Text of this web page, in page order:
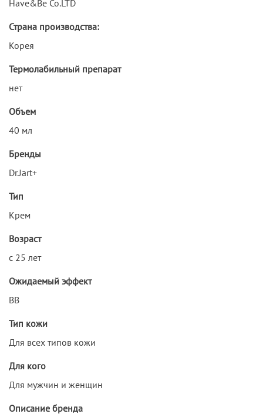
Have&Be Co.LTD
Страна производства:
Корея
Термолабильный препарат
нет
Объем
40 мл
Бренды
Dr.Jart+
Тип
Крем
Возраст
с 25 лет
Ожидаемый эффект
ВВ
Тип кожи
Для всех типов кожи
Для кого
Для мужчин и женщин
Описание бренда